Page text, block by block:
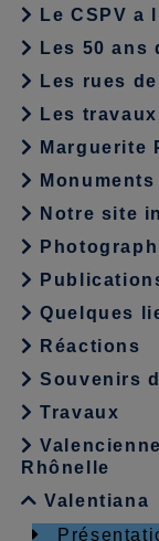
Le CSPV a
Les 50 ans
Les rues
Les
Marguerite
Notre site
Quelques
Réactions
Souvenirs
Travaux
Rhônelle
Valentiana